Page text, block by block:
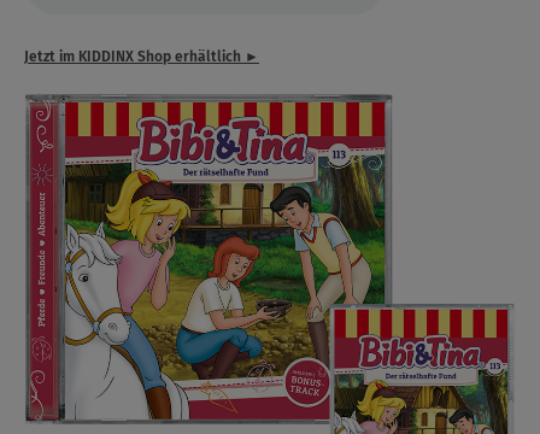
Jetzt im KIDDINX Shop erhältlich ►